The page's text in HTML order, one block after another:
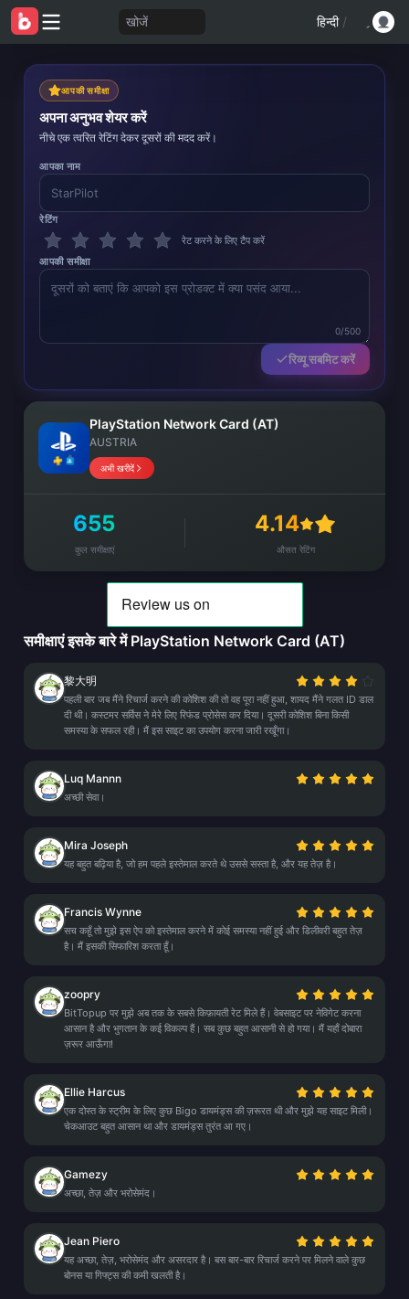
खोजें हिन्दी /
आपकी समीक्षा
अपना अनुभव शेयर करें
नीचे एक त्वरित रेटिंग देकर दूसरों की मदद करें।
आपका नाम
रेटिंग
रेट करने के लिए टैप करें
आपकी समीक्षा
0/500
रिव्यू सबमिट करें
PlayStation Network Card (AT)
AUSTRIA
अभी खरीदें
655
कुल समीक्षाएं
4.14
औसत रेटिंग
समीक्षाएं इसके बारे में PlayStation Network Card (AT)
黎大明
पहली बार जब मैंने रिचार्ज करने की कोशिश की तो वह पूरा नहीं हुआ, शायद मैंने गलत ID डाल
दी थी। कस्टमर सर्विस ने मेरे लिए रिफंड प्रोसेस कर दिया। दूसरी कोशिश बिना किसी
समस्या के सफल रही। मैं इस साइट का उपयोग करना जारी रखूँगा।
Luq Mannn
अच्छी सेवा।
Mira Joseph
यह बहुत बढ़िया है, जो हम पहले इस्तेमाल करते थे उससे सस्ता है, और यह तेज़ है।
Francis Wynne
सच कहूँ तो मुझे इस ऐप को इस्तेमाल करने में कोई समस्या नहीं हुई और डिलीवरी बहुत तेज़
है। मैं इसकी सिफारिश करता हूँ।
zoopry
BitTopup पर मुझे अब तक के सबसे किफ़ायती रेट मिले हैं। वेबसाइट पर नेविगेट करना
आसान है और भुगतान के कई विकल्प हैं। सब कुछ बहुत आसानी से हो गया। मैं यहाँ दोबारा
ज़रूर आऊँगा!
Ellie Harcus
एक दोस्त के स्ट्रीम के लिए कुछ Bigo डायमंड्स की ज़रूरत थी और मुझे यह साइट मिली।
चेकआउट बहुत आसान था और डायमंड्स तुरंत आ गए।
Gamezy
अच्छा, तेज़ और भरोसेमंद।
Jean Piero
यह अच्छा, तेज़, भरोसेमंद और असरदार है। बस बार-बार रिचार्ज करने पर मिलने वाले कुछ
बोनस या गिफ्ट्स की कमी खलती है।